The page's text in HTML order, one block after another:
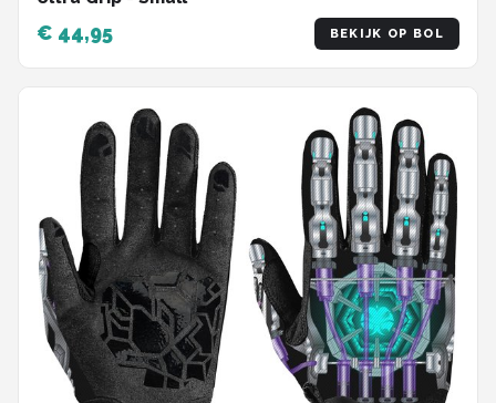
€ 44,95 BEKIJK OP BOL